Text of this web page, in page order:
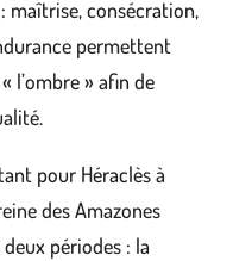
maîtrise, consécration,
permettent
l’ombre » afin de
pour Héraclès à
des Amazones
périodes : la